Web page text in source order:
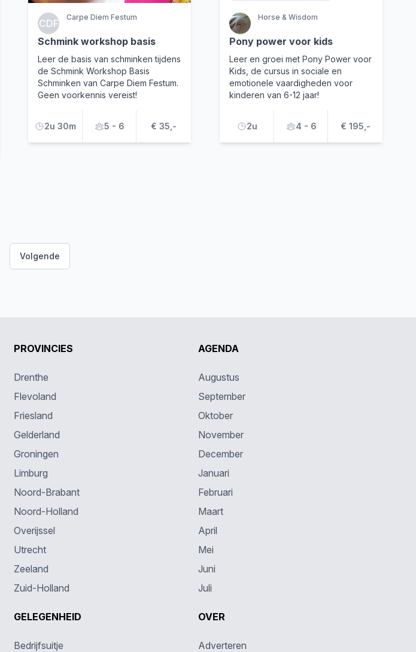
CDF
Carpe Diem Festum
Schmink workshop basis
Leer de basis van schminken tijdens
de Schmink Workshop Basis
Schminken van Carpe Diem Festum.
Geen voorkennis vereist!
2u 30m 5 - 6 € 35,-
Horse & Wisdom
Pony power voor kids
Leer en groei met Pony Power voor
Kids, de cursus in sociale en
emotionele vaardigheden voor
kinderen van 6-12 jaar!
2u 4 - 6 € 195,-
Volgende
PROVINCIES
Drenthe
Flevoland
Friesland
Gelderland
Groningen
Limburg
Noord-Brabant
Noord-Holland
Overijssel
Utrecht
Zeeland
Zuid-Holland
GELEGENHEID
Bedrijfsuitje
AGENDA
Augustus
September
Oktober
November
December
Januari
Februari
Maart
April
Mei
Juni
Juli
OVER
Adverteren